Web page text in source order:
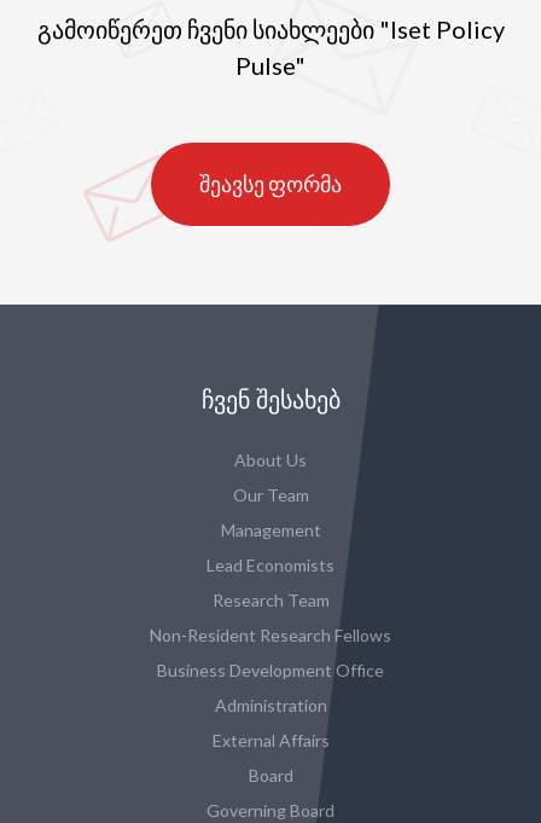
გამოიწერეთ ჩვენი სიახლეები "Iset Policy
Pulse"
შეავსე ფორმა
ᲩᲕᲔᲜ ᲨᲔᲡᲐᲮᲔᲑ
About Us
Our Team
Management
Lead Economists
Research Team
Non-Resident Research Fellows
Business Development Office
Administration
External Affairs
Board
Governing Board